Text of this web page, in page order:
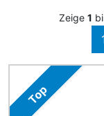
Zeige 1
Top